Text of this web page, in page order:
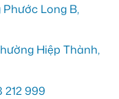
Long B,
Hiệp Thành,
212 999